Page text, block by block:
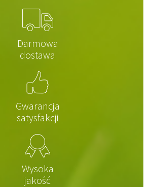
Darmowa
dostawa
Gwarancja
satysfakcji
Wysoka
jakość